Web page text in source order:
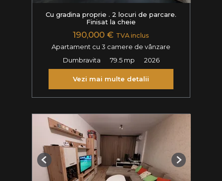
Cu gradina proprie . 2 locuri de parcare.
Finisat la cheie
190,000 € TVA inclus
Apartament cu 3 camere de vânzare
Dumbravita
79.5 mp 2026
Vezi mai multe detalii
Previous Next